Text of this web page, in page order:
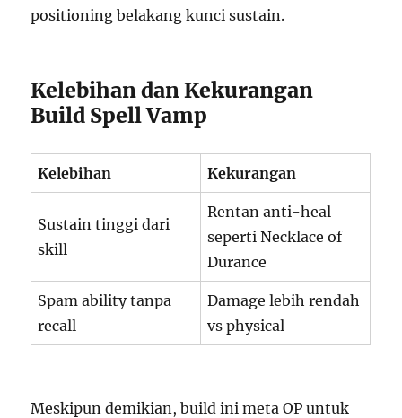
positioning belakang kunci sustain.
Kelebihan dan Kekurangan
Build Spell Vamp
Kelebihan Kekurangan
Sustain tinggi dari
skill
Rentan anti-heal
seperti Necklace of
Durance
Spam ability tanpa
recall
Damage lebih rendah
vs physical
Meskipun demikian, build ini meta OP untuk